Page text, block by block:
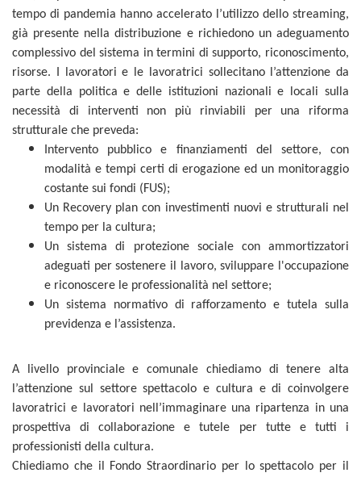
tempo di pandemia hanno accelerato l’utilizzo dello streaming,
già presente nella distribuzione e richiedono un adeguamento
complessivo del sistema in termini di supporto, riconoscimento,
risorse. I lavoratori e le lavoratrici sollecitano l’attenzione da
parte della politica e delle istituzioni nazionali e locali sulla
necessità di interventi non più rinviabili per una riforma
strutturale che preveda:
Intervento pubblico e finanziamenti del settore, con
modalità e tempi certi di erogazione ed un monitoraggio
costante sui fondi (FUS);
Un Recovery plan con investimenti nuovi e strutturali nel
tempo per la cultura;
Un sistema di protezione sociale con ammortizzatori
adeguati per sostenere il lavoro, sviluppare l'occupazione
e riconoscere le professionalità nel settore;
Un sistema normativo di rafforzamento e tutela sulla
previdenza e l’assistenza.
A livello provinciale e comunale chiediamo di tenere alta
l’attenzione sul settore spettacolo e cultura e di coinvolgere
lavoratrici e lavoratori nell’immaginare una ripartenza in una
prospettiva di collaborazione e tutele per tutte e tutti i
professionisti della cultura.
Chiediamo che il Fondo Straordinario per lo spettacolo per il